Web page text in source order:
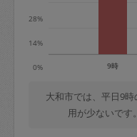
0%
14%
28%
9時
大和市では、平日9
用が少ないです